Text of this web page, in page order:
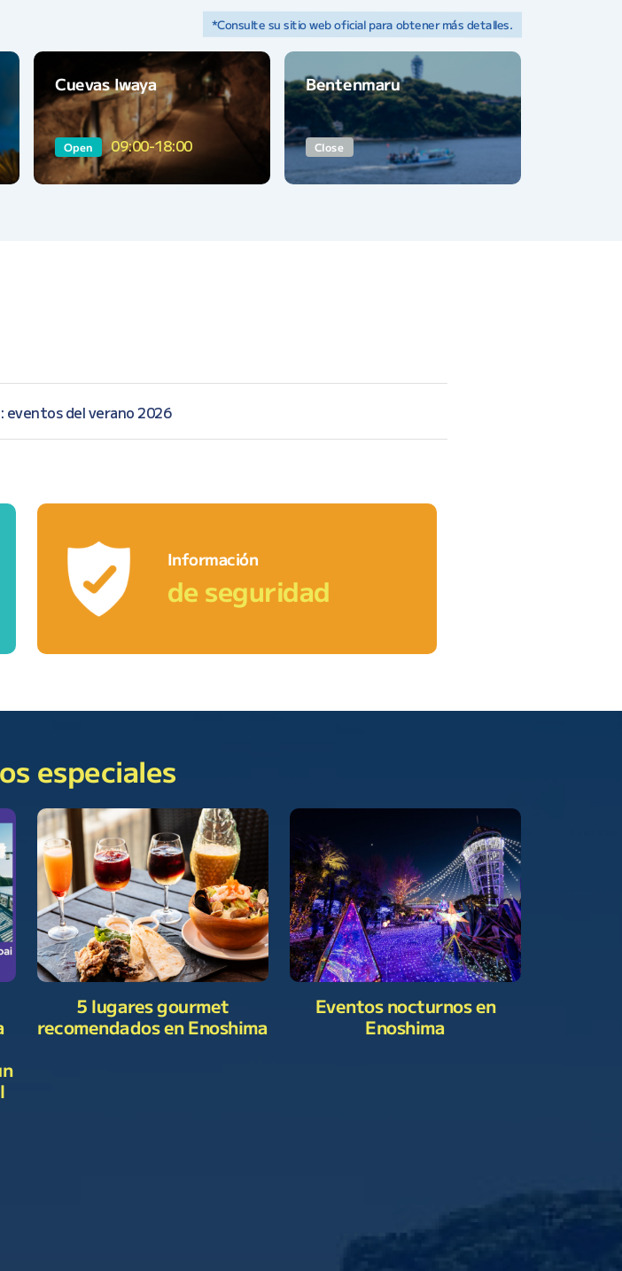
*Consulte su sitio web oficial para obtener más detalles.
Cuevas Iwaya
Open 09:00-18:00
Bentenmaru
Close
eventos del verano 2026
Información
de seguridad
especiales
5 lugares gourmet
recomendados en Enoshima
Eventos nocturnos en
Enoshima